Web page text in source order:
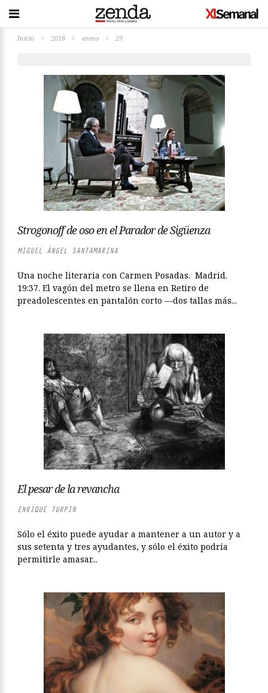
Inicio > 2018 > enero > 29
Strogonoff de oso en el Parador de Sigüenza
MIGUEL ÁNGEL SANTAMARINA
Una noche literaria con Carmen Posadas. Madrid.
19:37. El vagón del metro se llena en Retiro de
preadolescentes en pantalón corto —dos tallas más...
El pesar de la revancha
ENRIQUE TURPIN
Sólo el éxito puede ayudar a mantener a un autor y a
sus setenta y tres ayudantes, y sólo el éxito podría
permitirle amasar...